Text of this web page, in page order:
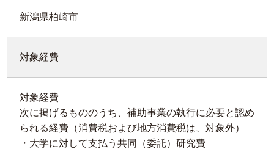
新潟県柏崎市
対象経費
対象経費
次に掲げるもののうち、補助事業の執行に必要と認め
られる経費（消費税および地方消費税は、対象外）
・大学に対して支払う共同（委託）研究費